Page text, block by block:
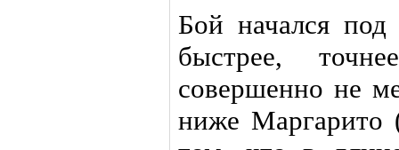
Бой начался
быстрее,
совершенно не
ниже Маргарито